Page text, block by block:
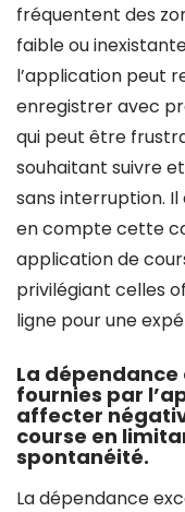
fréquentent des
faible ou
l’application peut
enregistrer avec
qui peut être
souhaitant suivre
sans interruption.
en compte cette
application de
privilégiant celles
ligne pour une
La dépendance
fournies par
affecter
course en
spontanéité.
La dépendance